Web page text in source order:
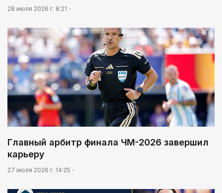
28 июля 2026 г. 8:21
Главный арбитр финала ЧМ-2026 завершил
карьеру
27 июля 2026 г. 14:25